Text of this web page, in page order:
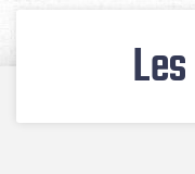
Les